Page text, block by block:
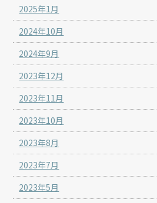
2025年1月
2024年10月
2024年9月
2023年12月
2023年11月
2023年10月
2023年8月
2023年7月
2023年5月